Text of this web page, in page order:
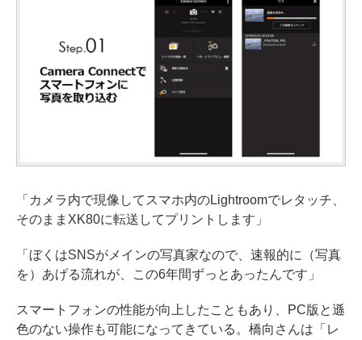
「カメラ内で現像してスマホ内のLightroomでレタッチ、
そのままXK80に転送してプリントします」
「ぼくはSNSがメインの写真家なので、速報的に（写真
を）あげる流れが、この6年間ずっとあったんです」
スマートフォンの性能が向上したこともあり、PC版と遜
色のない操作も可能になってきている。橋向さんは「レ